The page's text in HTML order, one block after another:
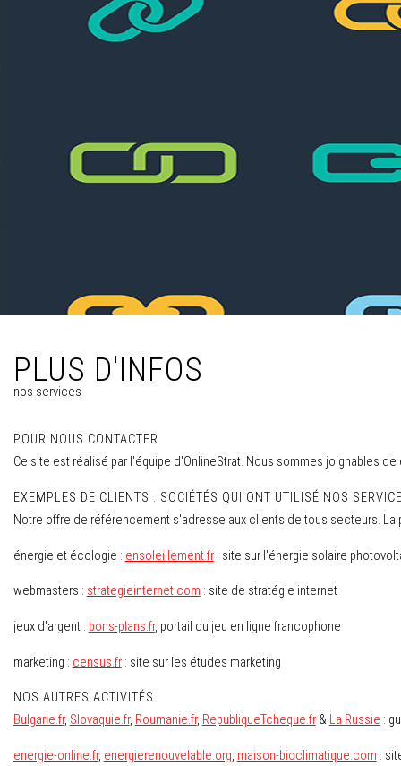
PLUS D'INFOS
nos services
POUR NOUS CONTACTER
Ce site est réalisé par l'équipe d'OnlineStrat. Nous sommes joignables
EXEMPLES DE CLIENTS : SOCIÉTÉS QUI ONT UTILISÉ NOS
Notre offre de référencement s'adresse aux clients de tous secteurs.
énergie et écologie : ensoleillement.fr: site sur l'énergie solaire
webmasters : strategieinternet.com : site de stratégie internet
jeux d'argent : bons-plans.fr, portail du jeu en ligne francophone
marketing : census.fr: site sur les études marketing
NOS AUTRES ACTIVITÉS
Bulgarie.fr, Slovaquie.fr, Roumanie.fr, RepubliqueTcheque.fr& La Russie :
energie-online.fr, energierenouvelable.org, maison-bioclimatique.com :